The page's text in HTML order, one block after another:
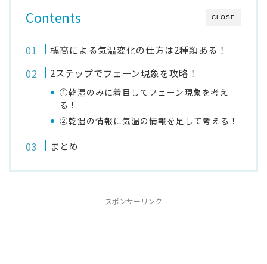
CLOSE
Contents
標高による気温変化の仕方は2種類ある！
2ステップでフェーン現象を攻略！
①乾湿のみに着目してフェーン現象を考え
る！
②乾湿の情報に気温の情報を足して考える！
まとめ
スポンサーリンク